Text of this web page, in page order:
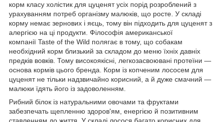
корм класу холістик для цуценят усіх порід розроблений з
урахуванням потреб організму малюків, що росте. У складі
корму немає зернових і яєць, тому він підходить для цуценят з
алергією на ці продукти. Філософія американської
компанії Taste of the Wild полягає в тому, що собакам
необхідний корм близький за складом до меню їхніх давніх
предків вовків. Тому високоякісні, легкозасвоювані протеїни —
основа кормів цього бренда. Корм із копченим лососем для
цуценят не тільки надзвичайно корисний, а й дуже смачний —
малюки їдять його із задоволенням.
Рибний білок із натуральними овочами та фруктами
забезпечать щепленню здоров'ям, енергією й позитивним